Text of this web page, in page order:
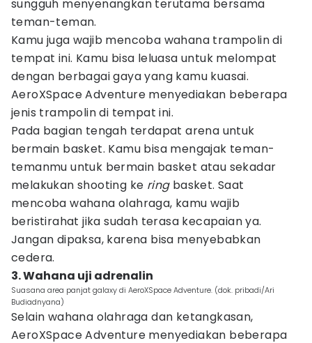
sungguh menyenangkan terutama bersama
teman-teman.
Kamu juga wajib mencoba wahana trampolin di
tempat ini. Kamu bisa leluasa untuk melompat
dengan berbagai gaya yang kamu kuasai.
AeroXSpace Adventure menyediakan beberapa
jenis trampolin di tempat ini.
Pada bagian tengah terdapat arena untuk
bermain basket. Kamu bisa mengajak teman-
temanmu untuk bermain basket atau sekadar
melakukan shooting ke ringbasket. Saat
mencoba wahana olahraga, kamu wajib
beristirahat jika sudah terasa kecapaian ya.
Jangan dipaksa, karena bisa menyebabkan
cedera.
3. Wahana uji adrenalin
Suasana area panjat galaxy di AeroXSpace Adventure. (dok. pribadi/Ari
Budiadnyana)
Selain wahana olahraga dan ketangkasan,
AeroXSpace Adventure menyediakan beberapa